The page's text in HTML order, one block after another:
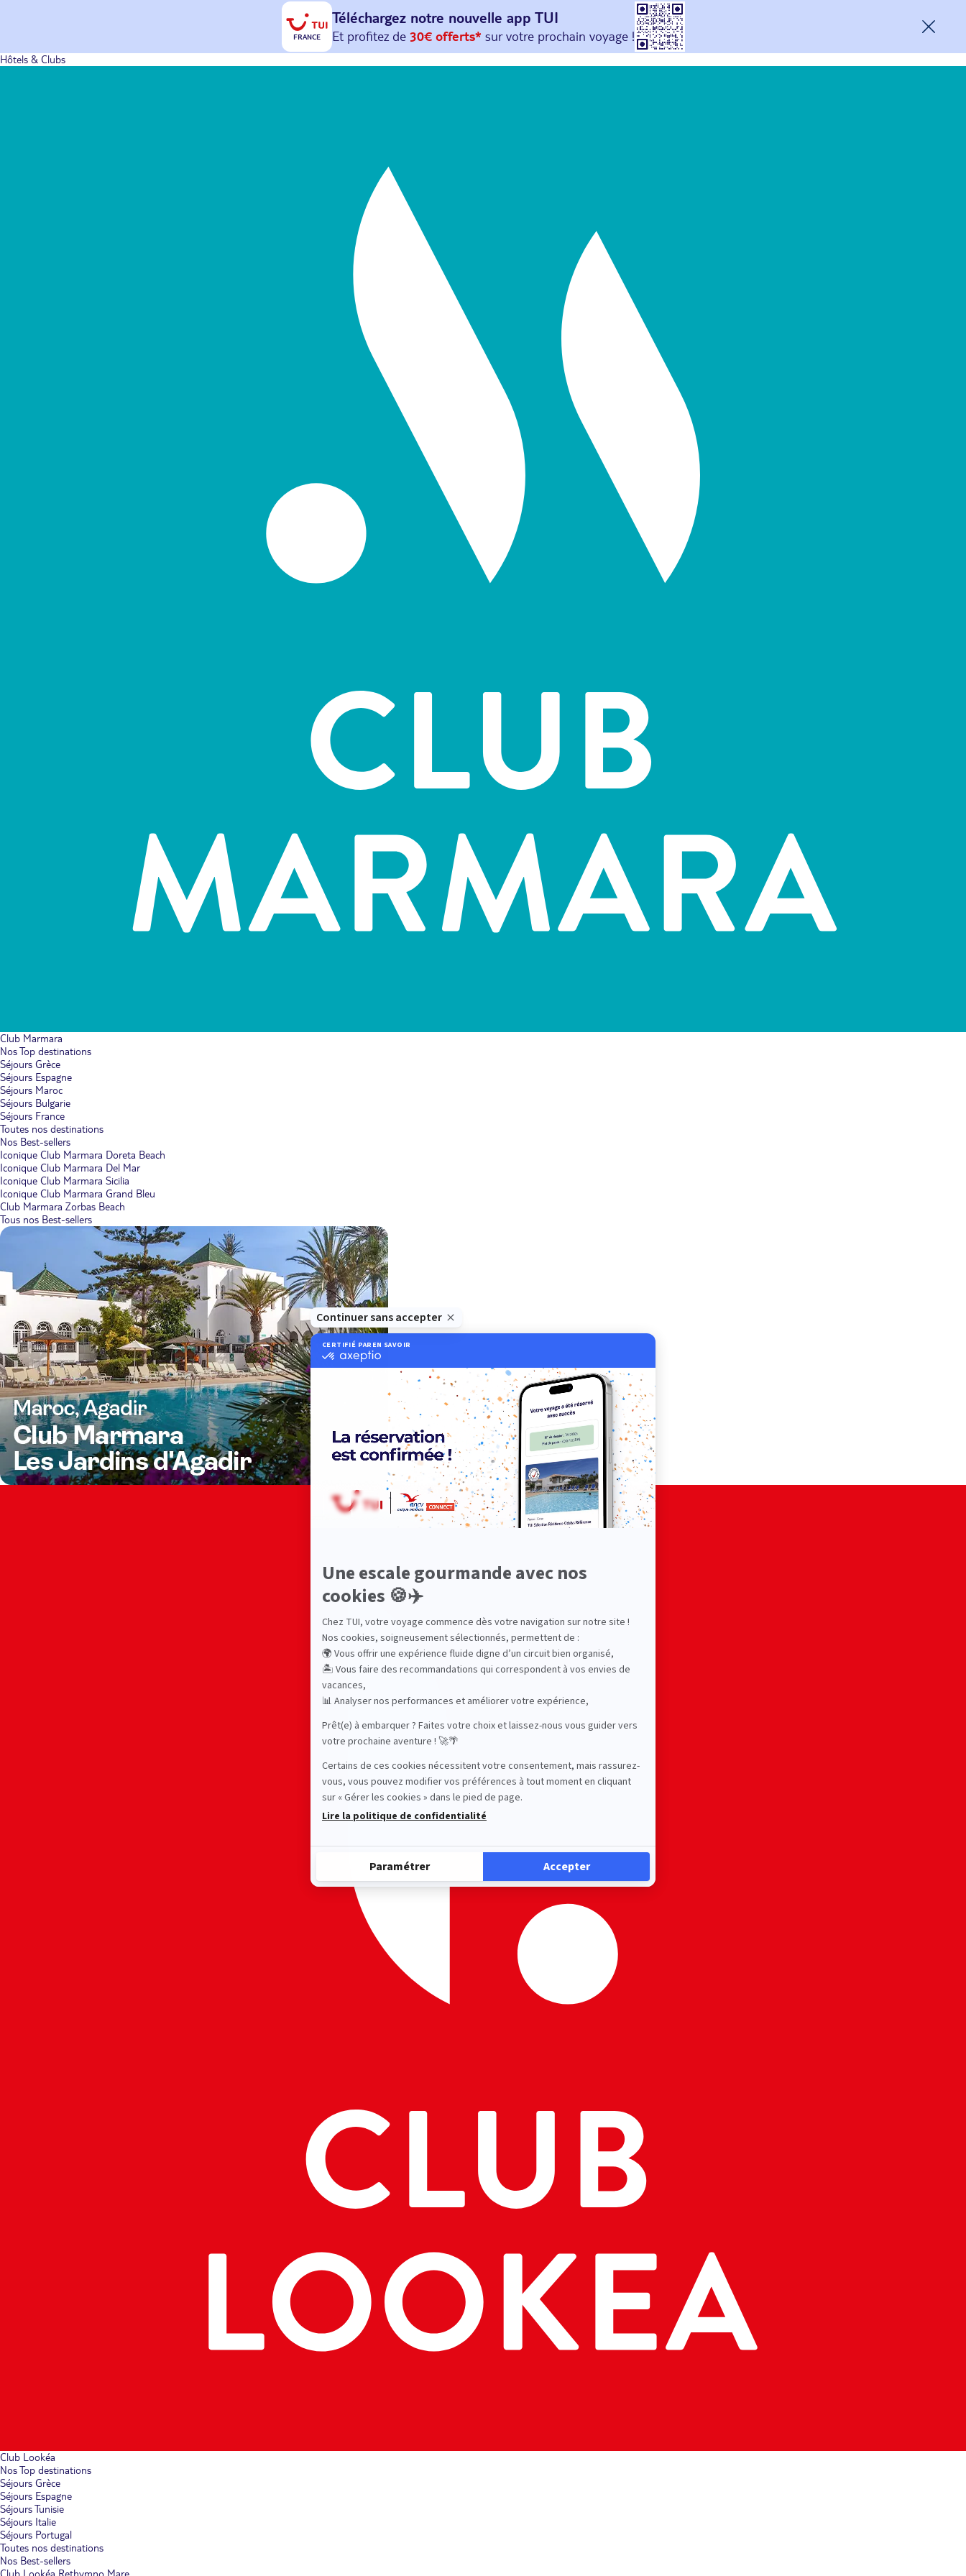
FRANCE
Téléchargez notre nouvelle app TUI
Et profitez de 30€ offerts*sur votreprochain
avec le code : HAPPYAPP
Hôtels & Clubs
Club Marmara
Nos Top destinations
Séjours Grèce
Séjours Espagne
Séjours Maroc
Séjours Bulgarie
Séjours France
Toutes nos destinations
Nos Best-sellers
Iconique Club Marmara Doreta Beach
Iconique Club Marmara Del Mar
Iconique Club Marmara Sicilia
Iconique Club Marmara Grand Bleu
Club Marmara Zorbas Beach
Tous nos Best-sellers
Club Lookéa
Nos Top destinations
Séjours Grèce
Séjours Espagne
Séjours Tunisie
Séjours Italie
Séjours Portugal
Toutes nos destinations
Nos Best-sellers